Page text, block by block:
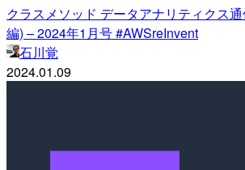
クラスメソッド データアナリティクス
編) – 2024年1月号 #AWSreInvent
石川覚
2024.01.09